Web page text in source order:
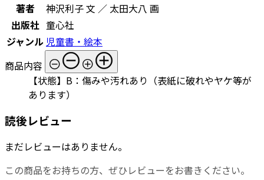
著者
神沢利子 文 ／ 太田大八 画
出版社 童心社
ジャンル 児童書・絵本
商品内容
【状態】B：傷みや汚れあり（表紙に破れやヤケ等が
あります）
読後レビュー
まだレビューはありません。
この商品をお持ちの方、ぜひレビューをお書きください。